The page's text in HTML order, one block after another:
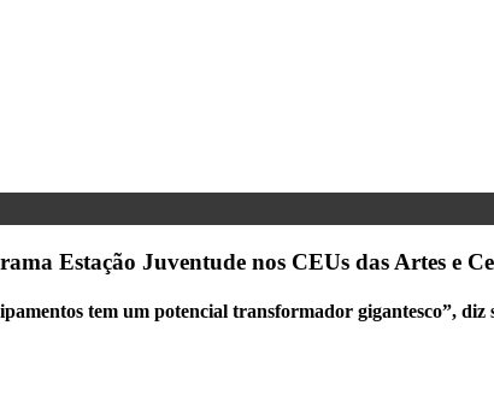
Estação Juventude nos CEUs das Artes e
tem um potencial transformador gigantesco”,